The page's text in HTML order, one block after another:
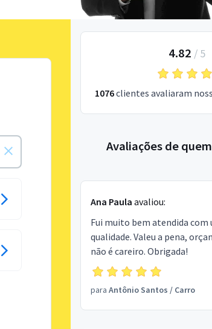
4.82 / 5
1076clientes avaliaram
Avaliações de
Ana Paula avaliou:
Fui muito bem atendida com
qualidade. Valeu a pena,
não é careiro. Obrigada!
para Antônio Santos / Carro